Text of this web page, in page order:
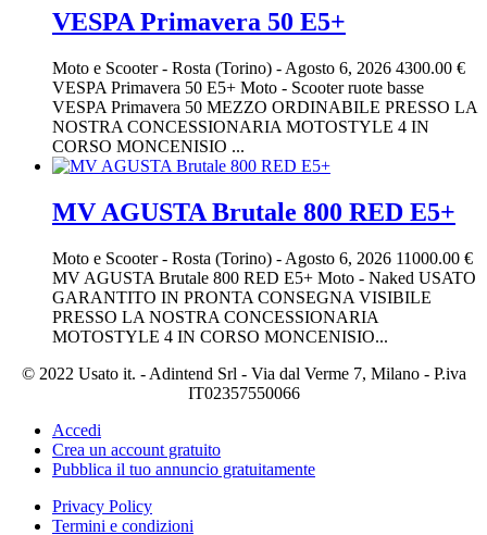
VESPA Primavera 50 E5+
Moto e Scooter- Rosta (Torino) - Agosto 6, 2026 4300.00 €
VESPA Primavera 50 E5+ Moto - Scooter ruote basse
VESPA Primavera 50 MEZZO ORDINABILE PRESSO LA
NOSTRA CONCESSIONARIA MOTOSTYLE 4 IN
CORSO MONCENISIO ...
MV AGUSTA Brutale 800 RED E5+
Moto e Scooter- Rosta (Torino) - Agosto 6, 2026 11000.00 €
MV AGUSTA Brutale 800 RED E5+ Moto - Naked USATO
GARANTITO IN PRONTA CONSEGNA VISIBILE
PRESSO LA NOSTRA CONCESSIONARIA
MOTOSTYLE 4 IN CORSO MONCENISIO...
© 2022 Usato it. - Adintend Srl - Via dal Verme 7, Milano - P.iva
IT02357550066
Accedi
Crea un account gratuito
Pubblica il tuo annuncio gratuitamente
Privacy Policy
Termini e condizioni